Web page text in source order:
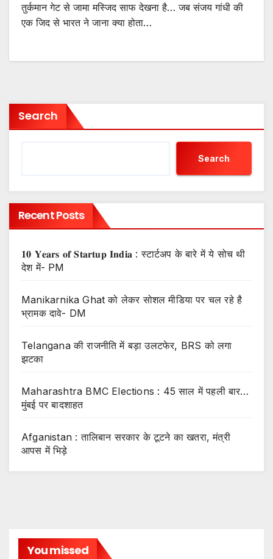
तुर्कमान गेट से जामा मस्जिद साफ देखना है… जब संजय गांधी की
एक जिद से भारत ने जाना क्या होता…
Search
Search
Recent Posts
𝟏𝟎 𝐘𝐞𝐚𝐫𝐬 𝐨𝐟 𝐒𝐭𝐚𝐫𝐭𝐮𝐩 𝐈𝐧𝐝𝐢𝐚 : स्टार्टअप के बारे में ये सोच थी
देश में- PM
Manikarnika Ghat को लेकर सोशल मीडिया पर चल रहे है
भ्रामक दावे- DM
Telangana की राजनीति में बड़ा उलटफेर, BRS को लगा
झटका
Maharashtra BMC Elections : 45 साल में पहली बार…
मुंबई पर बादशाहत
Afganistan : तालिबान सरकार के टूटने का खतरा, मंत्री
आपस में भिड़े
You missed